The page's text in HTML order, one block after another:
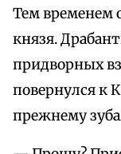
Тем временем
князя.
придворных
повернулся к
прежнему